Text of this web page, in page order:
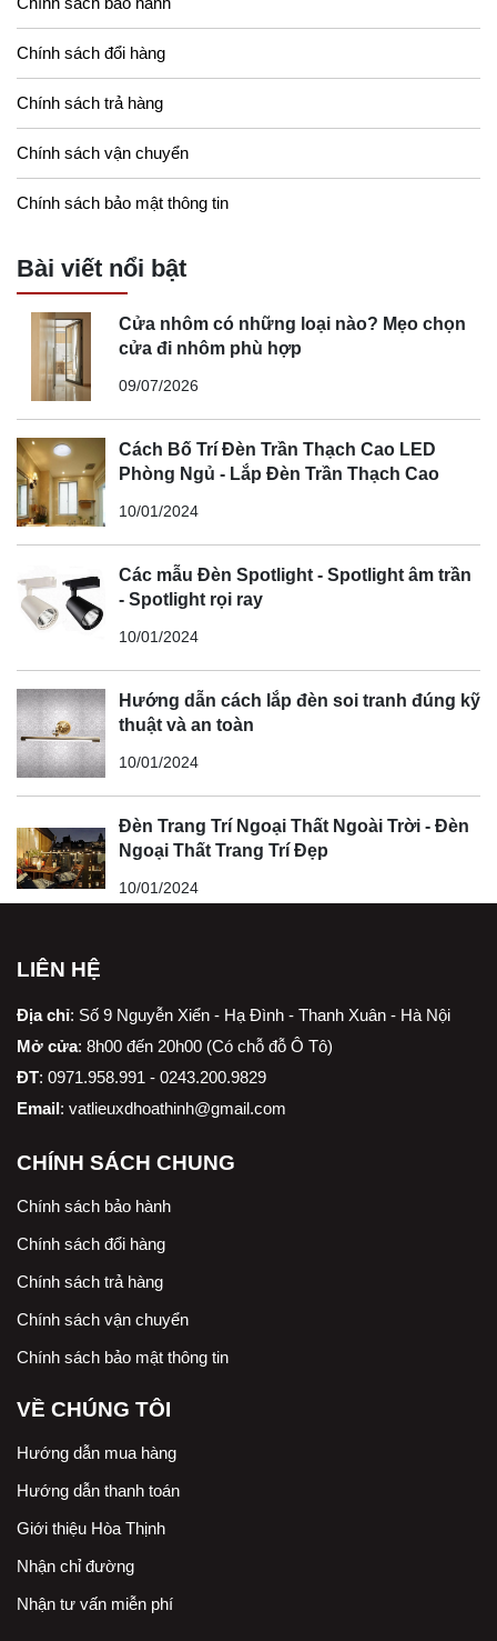
Chính sách đổi hàng
Chính sách trả hàng
Chính sách vận chuyển
Chính sách bảo mật thông tin
Bài viết nổi bật
Cửa nhôm có những loại nào? Mẹo chọn
cửa đi nhôm phù hợp
09/07/2026
Cách Bố Trí Đèn Trần Thạch Cao LED
Phòng Ngủ - Lắp Đèn Trần Thạch Cao
10/01/2024
Các mẫu Đèn Spotlight - Spotlight âm trần
- Spotlight rọi ray
10/01/2024
Hướng dẫn cách lắp đèn soi tranh đúng kỹ
thuật và an toàn
10/01/2024
Đèn Trang Trí Ngoại Thất Ngoài Trời - Đèn
Ngoại Thất Trang Trí Đẹp
10/01/2024
LIÊN HỆ
Địa chỉ: Số 9 Nguyễn Xiển - Hạ Đình - Thanh Xuân - Hà Nội
Mở cửa: 8h00 đến 20h00 (Có chỗ đỗ Ô Tô)
ĐT: 0971.958.991 - 0243.200.9829
Email: vatlieuxdhoathinh@gmail.com
CHÍNH SÁCH CHUNG
Chính sách bảo hành
Chính sách đổi hàng
Chính sách trả hàng
Chính sách vận chuyển
Chính sách bảo mật thông tin
VỀ CHÚNG TÔI
Hướng dẫn mua hàng
Hướng dẫn thanh toán
Giới thiệu Hòa Thịnh
Nhận chỉ đường
Nhận tư vấn miễn phí